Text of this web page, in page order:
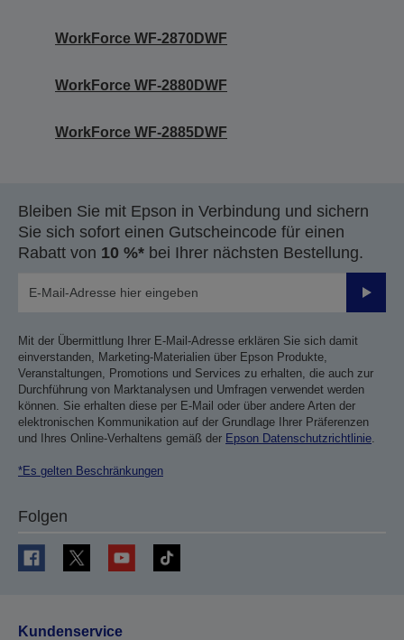
WorkForce WF-2870DWF
WorkForce WF-2880DWF
WorkForce WF-2885DWF
Bleiben Sie mit Epson in Verbindung und sichern
Sie sich sofort einen Gutscheincode für einen
Rabatt von 10 %* bei Ihrer nächsten Bestellung.
Mit der Übermittlung Ihrer E-Mail-Adresse erklären Sie sich damit
einverstanden, Marketing-Materialien über Epson Produkte,
Veranstaltungen, Promotions und Services zu erhalten, die auch zur
Durchführung von Marktanalysen und Umfragen verwendet werden
können. Sie erhalten diese per E-Mail oder über andere Arten der
elektronischen Kommunikation auf der Grundlage Ihrer Präferenzen
und Ihres Online-Verhaltens gemäß der Epson Datenschutzrichtlinie.
*Es gelten Beschränkungen
Folgen
Kundenservice